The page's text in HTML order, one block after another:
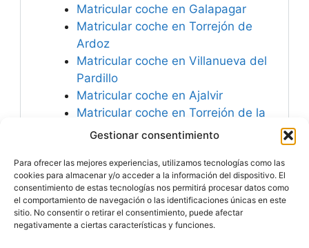
Gestionar consentimiento
Para ofrecer las mejores experiencias, utilizamos tecnologías como las
cookies para almacenar y/o acceder a la información del dispositivo. El
consentimiento de estas tecnologías nos permitirá procesar datos como
el comportamiento de navegación o las identificaciones únicas en este
sitio. No consentir o retirar el consentimiento, puede afectar
negativamente a ciertas características y funciones.
Matricular coche en Galapagar
Matricular coche en Torrejón de
Ardoz
Matricular coche en Villanueva del
Pardillo
Matricular coche en Ajalvir
Matricular coche en Torrejón de la
Calzada
Vaciamadrid